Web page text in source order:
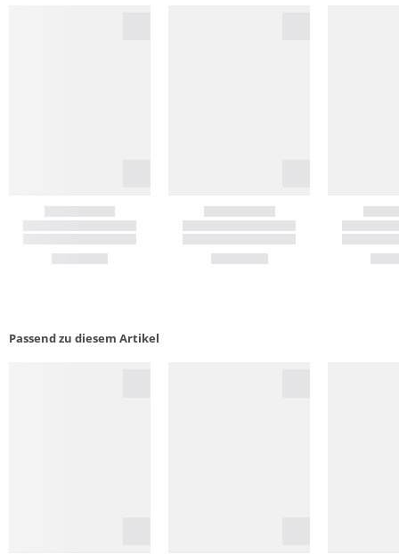
Passend zu diesem Artikel